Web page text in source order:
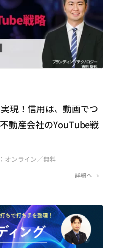
現！信用は、動画でつ
動産会社のYouTube戦
オンライン／無料
詳細へ